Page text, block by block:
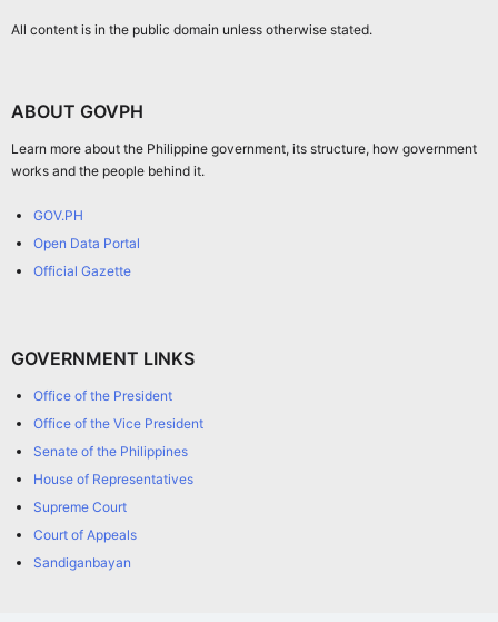
All content is in the public domain unless otherwise stated.
ABOUT GOVPH
Learn more about the Philippine government, its structure, how government
works and the people behind it.
GOV.PH
Open Data Portal
Official Gazette
GOVERNMENT LINKS
Office of the President
Office of the Vice President
Senate of the Philippines
House of Representatives
Supreme Court
Court of Appeals
Sandiganbayan